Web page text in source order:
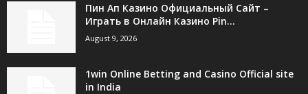
Пин Ап Казино Официальный Сайт –
Играть в Онлайн Казино Pin...
August 9, 2026
1win Online Betting and Casino Official site
in India